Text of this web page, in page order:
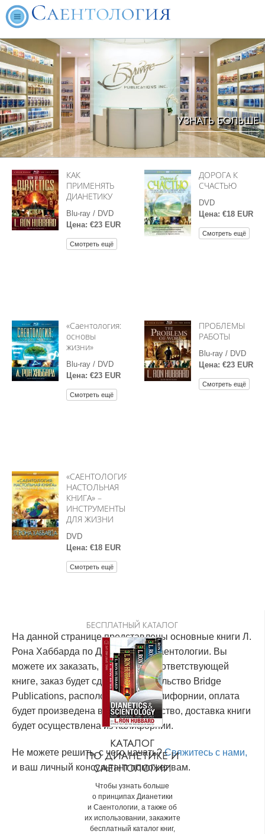
УЗНАТЬ БОЛЬШЕ
КАК
ПРИМЕНЯТЬ
ДИАНЕТИКУ
Blu-ray / DVD
Цена: €23 EUR
Смотреть ещё
ДОРОГА К
СЧАСТЬЮ
DVD
Цена: €18 EUR
Смотреть ещё
«Саентология:
основы
жизни»
Blu-ray / DVD
Цена: €23 EUR
Смотреть ещё
ПРОБЛЕМЫ
РАБОТЫ
Blu-ray / DVD
Цена: €23 EUR
Смотреть ещё
«САЕНТОЛОГИЯ:
НАСТОЛЬНАЯ
КНИГА» –
ИНСТРУМЕНТЫ
ДЛЯ ЖИЗНИ
DVD
Цена: €18 EUR
Смотреть ещё
На данной странице представлены основные книги Л.
Рона Хаббарда по Дианетике и Саентологии. Вы
можете их заказать, кликнув по соответствующей
книге, заказ будет сделан в издательство Bridge
Publications, расположенное в Калифорнии, оплата
будет произведена в это издательство, доставка книги
будет осуществлена из Калифорнии.
Не можете решить, с чего начать?Свяжитесь с нами,
и ваш личный консультант поможет вам.
БЕСПЛАТНЫЙ КАТАЛОГ
КАТАЛОГ
ПО ДИАНЕТИКЕ И
САЕНТОЛОГИИ
Чтобы узнать больше
о принципах Дианетики
и Саентологии, а также об
их использовании, закажите
бесплатный каталог книг,